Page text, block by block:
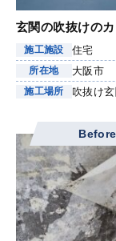
玄関の吹抜けの
施工施設 住宅
所在地 大阪市
施工場所 吹抜け
Before